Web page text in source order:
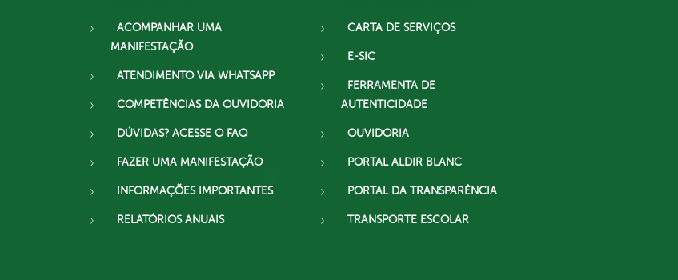
ACOMPANHAR UMA
MANIFESTAÇÃO
ATENDIMENTO VIA WHATSAPP
COMPETÊNCIAS DA OUVIDORIA
DÚVIDAS? ACESSE O FAQ
FAZER UMA MANIFESTAÇÃO
INFORMAÇÕES IMPORTANTES
RELATÓRIOS ANUAIS
CARTA DE SERVIÇOS
E-SIC
FERRAMENTA DE
AUTENTICIDADE
OUVIDORIA
PORTAL ALDIR BLANC
PORTAL DA TRANSPARÊNCIA
TRANSPORTE ESCOLAR